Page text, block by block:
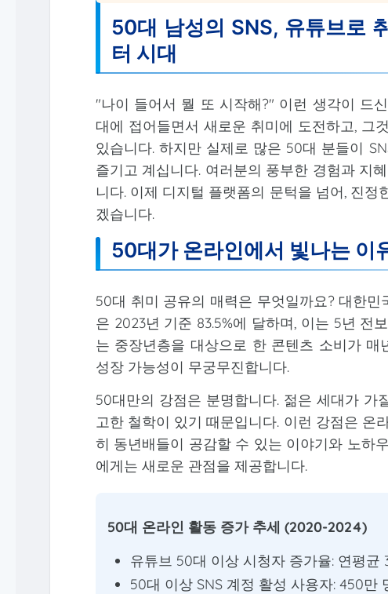
50대 남성의 SNS, 유튜브로
터 시대
"나이 들어서 뭘 또 시작해?" 이런 생각이 드
대에 접어들면서 새로운 취미에 도전하고, 그
있습니다. 하지만 실제로 많은 50대 분들이
즐기고 계십니다. 여러분의 풍부한 경험과 지
니다. 이제 디지털 플랫폼의 문턱을 넘어, 진
겠습니다.
50대가 온라인에서 빛나는 이
50대 취미 공유의 매력은 무엇일까요? 대한
은 2023년 기준 83.5%에 달하며, 이는 5년 전
는 중장년층을 대상으로 한 콘텐츠 소비가
성장 가능성이 무궁무진합니다.
50대만의 강점은 분명합니다. 젊은 세대가
고한 철학이 있기 때문입니다. 이런 강점은 온
히 동년배들이 공감할 수 있는 이야기와 노하
에게는 새로운 관점을 제공합니다.
50대 온라인 활동 증가 추세 (2020-2024)
유튜브 50대 이상 시청자 증가율: 연평균
50대 이상 SNS 계정 활성 사용자: 450만